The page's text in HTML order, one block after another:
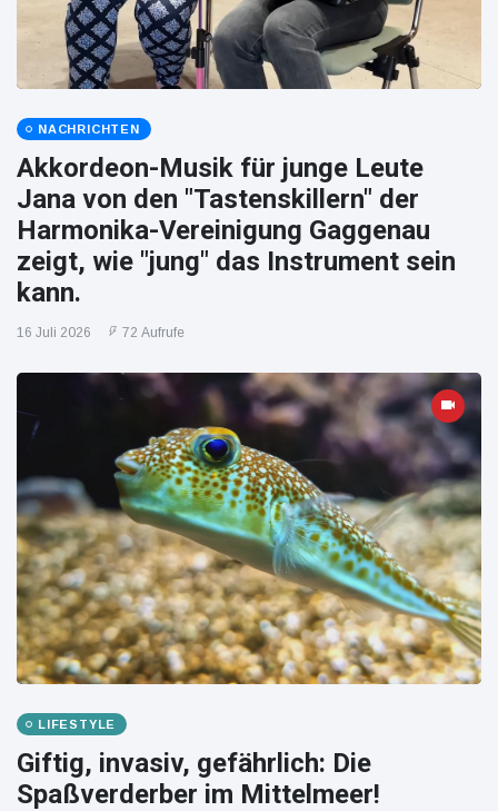
NACHRICHTEN
Akkordeon-Musik für junge Leute
Jana von den "Tastenskillern" der
Harmonika-Vereinigung Gaggenau
zeigt, wie "jung" das Instrument sein
kann.
16 Juli 2026 72 Aufrufe
LIFESTYLE
Giftig, invasiv, gefährlich: Die
Spaßverderber im Mittelmeer!